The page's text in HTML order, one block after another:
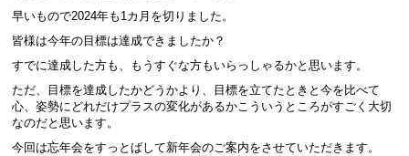
早いもので2024年も1カ月を切りました。
皆様は今年の目標は達成できましたか？
すでに達成した方も、もうすぐな方もいらっしゃるかと思います。
ただ、目標を達成したかどうかより、目標を立てたときと今を比べて
心、姿勢にどれだけプラスの変化があるかこういうところがすごく大切
なのだと思います。
今回は忘年会をすっとばして新年会のご案内をさせていただきます。